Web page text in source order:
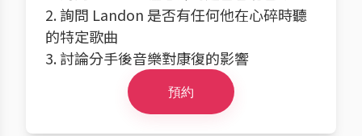
2. 詢問 Landon 是否有任何他在心碎時聽
的特定歌曲
3. 討論分手後音樂對康復的影響
預約